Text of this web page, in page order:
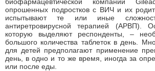
опрошенных подростков с ВИЧ и их
испытывают те или иные
антиретровирусной терапией (АРВП).
которую выделяют респонденты, –
большого количества таблеток в день.
для детей предполагают применение
день, в одно и то же время, иногда за
или после еды.